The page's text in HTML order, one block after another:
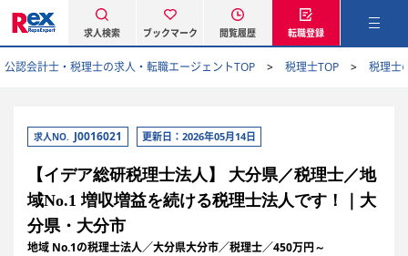
求人検索 ブックマーク 閲覧履歴 転職登録
公認会計士・税理士の求人・転職エージェントTOP 税理士TOP 税理士
求人NO. J0016021 更新日：2026年05月14日
【イデア総研税理士法人】 大分県／税理士／地
域No.1 増収増益を続ける税理士法人です！｜大
分県・大分市
地域 No.1の税理士法人／大分県大分市／税理士／450万円～